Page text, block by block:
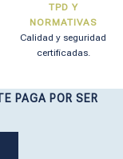
TPD Y
NORMATIVAS
Calidad y seguridad
certificadas.
PAGA POR SER